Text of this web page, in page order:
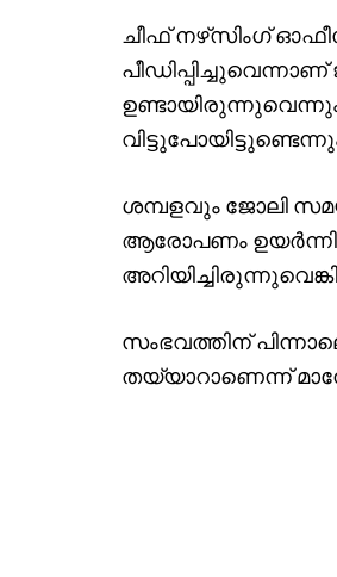
ചീഫ് നഴ്‌സിംഗ്
ശമ്പളവും ജോലി
ആരോപണം
സംഭവത്തിന്
തയ്യാറാണെന്ന്